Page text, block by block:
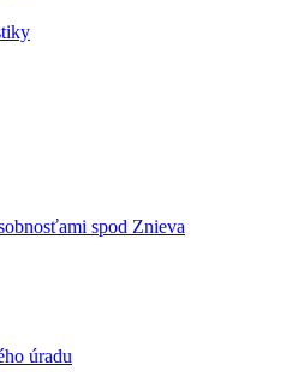
spod Znieva
úradu